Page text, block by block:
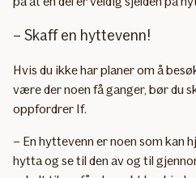
– Skaff en hyttevenn!
Hvis du ikke har planer om å
være der noen få ganger, bør du
oppfordrer If.
– En hyttevenn er noen som kan
hytta og se til den av og til